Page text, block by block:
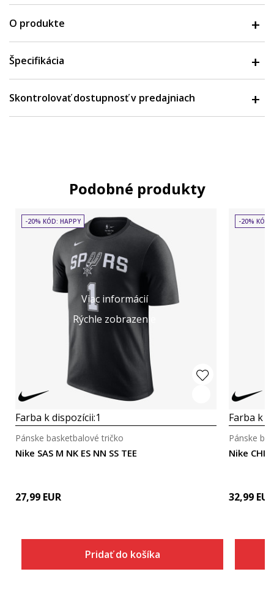
O produkte
Špecifikácia
Skontrolovať dostupnosť v predajniach
Podobné produkty
Viac informácií
Rýchle zobrazenie
-20% KÓD: HAPPY
Farba k dispozícii:1
Nike SAS M NK ES NN SS TEE
Pánske basketbalové tričko
27,99 EUR
Pridať do košíka
-20% KÓD:
Farba k
Nike CHI
Pánske
32,99 EUR